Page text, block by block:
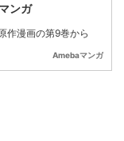
ンガ
作漫画の第9巻から
Amebaマンガ